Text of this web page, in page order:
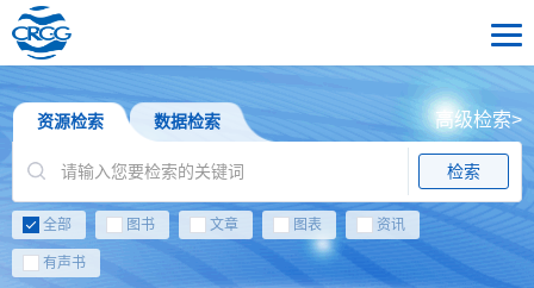
资源检索 数据检索
检索
高级检索>
全部 图书 文章 图表 资讯
有声书